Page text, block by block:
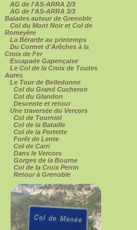
AG de l'AS-ARRA 2/3
AG de l'AS-ARRA 3/3
Balades autour de Grenoble
Col du Mont Noir et Col de
Romeyère
La Bérarde au printemps
Du Cormet d'Arêches à la
Croix de Fer
Escapade Gapençaise
Le Col de la Croix de Toutes
Aures
Le Tour de Belledonne
Col du Grand Cucheron
Col du Glandon
Descente et retour
Une traversée du Vercors
Col de Tourniol
Col de la Bataille
Col de la Portette
Forêt de Lente
Col de Carri
Dans le Vercors
Gorges de la Bourne
Col de la Croix Perrin
Retour à Grenoble